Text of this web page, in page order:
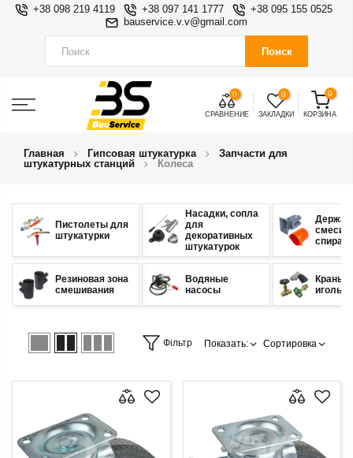
+38 098 219 4119 +38 097 141 1777
+38 095 155 0525
bauservice.v.v@gmail.com
Поиск
0
СРАВНЕНИЕ
0
ЗАКЛАДКИ
0
КОРЗИНА
Главная Гипсовая штукатурка
Запчасти для
штукатурных станций
Колеса
Пистолеты для
штукатурки
Насадки, сопла
для
декоративных
штукатурок
Резиновая зона
смешивания
Водяные
насосы
Краны
Фільтр Показать: Сортировка